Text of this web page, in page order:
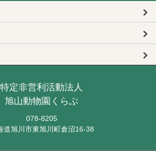
特定非営利活動法人
旭山動物園くらぶ
078-8205
道旭川市東旭川町倉沼16-38